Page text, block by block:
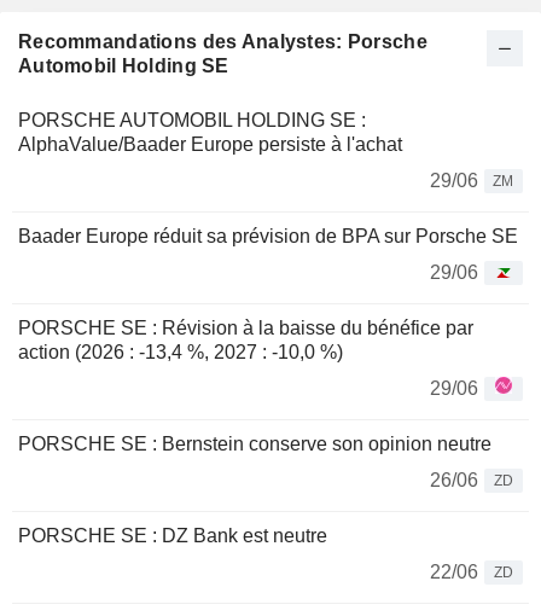
Recommandations des Analystes: Porsche
Automobil Holding SE
PORSCHE AUTOMOBIL HOLDING SE :
AlphaValue/Baader Europe persiste à l'achat
29/06
ZM
Baader Europe réduit sa prévision de BPA sur Porsche SE
29/06
PORSCHE SE : Révision à la baisse du bénéfice par
action (2026 : -13,4 %, 2027 : -10,0 %)
29/06
PORSCHE SE : Bernstein conserve son opinion neutre
26/06
ZD
PORSCHE SE : DZ Bank est neutre
22/06
ZD